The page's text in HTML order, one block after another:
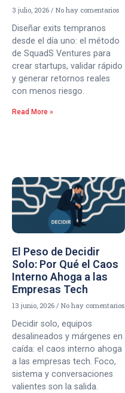
3 julio, 2026 No hay comentarios
Diseñar exits tempranos
desde el día uno: el método
de SquadS Ventures para
crear startups, validar rápido
y generar retornos reales
con menos riesgo.
Read More »
El Peso de Decidir
Solo: Por Qué el Caos
Interno Ahoga a las
Empresas Tech
13 junio, 2026 No hay comentarios
Decidir solo, equipos
desalineados y márgenes en
caída: el caos interno ahoga
a las empresas tech. Foco,
sistema y conversaciones
valientes son la salida.